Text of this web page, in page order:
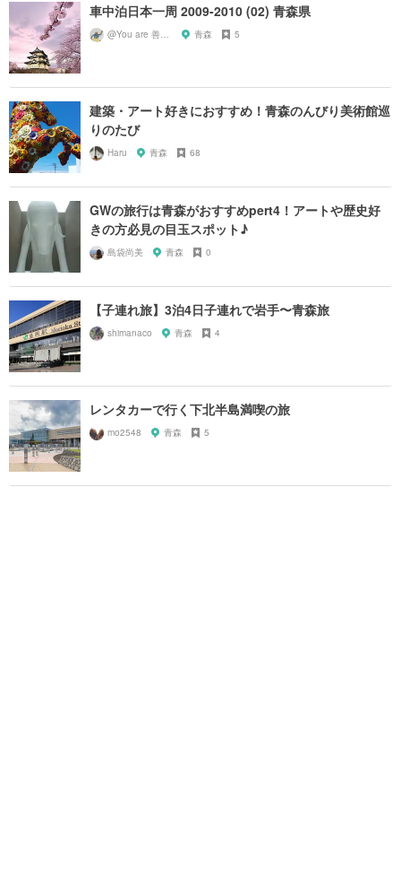
車中泊日本一周 2009-2010 (02) 青森県
青森 5
建築・アート好きにおすすめ！青森のんびり美術館巡
りのたび
Haru 青森 68
GWの旅行は青森がおすすめpert4！アートや歴史好
きの方必見の目玉スポット♪
島袋尚美 青森 0
【子連れ旅】3泊4日子連れで岩手〜青森旅
shimanaco 青森 4
レンタカーで行く下北半島満喫の旅
mo2548 青森 5